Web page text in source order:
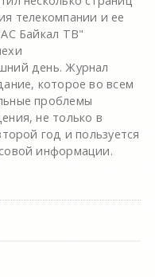
телекомпании и ее
Байкал ТВ"
день. Журнал
которое во всем
проблемы
не только в
год и пользуется
информации.